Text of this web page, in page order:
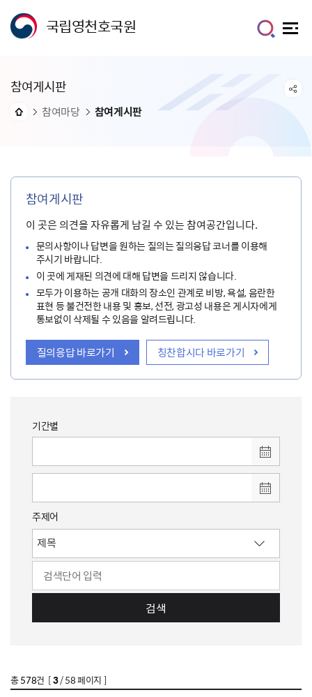
국립영천호국원
참여게시판
참여마당 참여게시판
참여게시판
이 곳은 의견을 자유롭게 남길 수 있는 참여공간입니다.
문의사항이나 답변을 원하는 질의는 질의응답 코너를 이용해
주시기 바랍니다.
이 곳에 게재된 의견에 대해 답변을 드리지 않습니다.
모두가 이용하는 공개 대화의 장소인 관계로 비방, 욕설, 음란한
표현 등 불건전한 내용 및 홍보, 선전, 광고성 내용은 게시자에게
통보없이 삭제될 수 있음을 알려드립니다.
질의응답 바로가기 칭찬합시다 바로가기
기간별
주제어
검색
총578건 [3/ 58 페이지 ]